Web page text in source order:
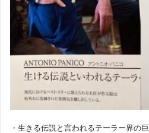
・生きる伝説と言われるテーラー界の